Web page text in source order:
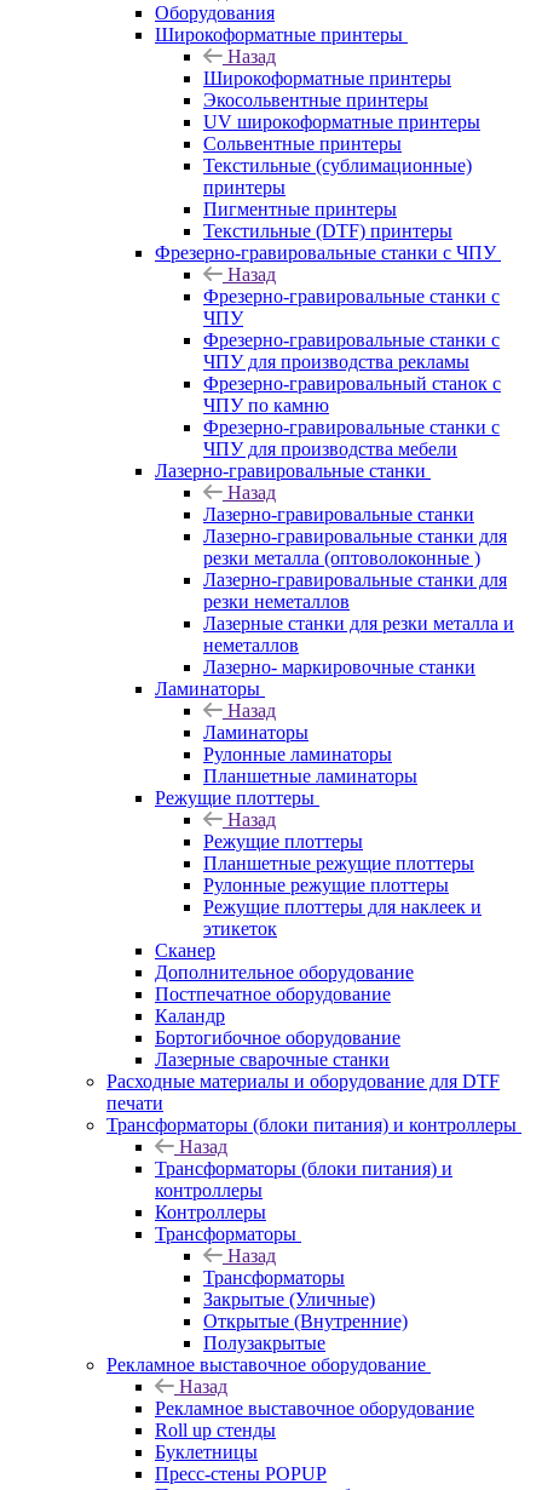
Оборудования
Широкоформатные принтеры
Назад
Широкоформатные принтеры
Экосольвентные принтеры
UV широкоформатные принтеры
Сольвентные принтеры
Текстильные (сублимационные)
принтеры
Пигментные принтеры
Текстильные (DTF) принтеры
Фрезерно-гравировальные станки с ЧПУ
Назад
Фрезерно-гравировальные станки с
ЧПУ
Фрезерно-гравировальные станки с
ЧПУ для производства рекламы
Фрезерно-гравировальный станок с
ЧПУ по камню
Фрезерно-гравировальные станки с
ЧПУ для производства мебели
Лазерно-гравировальные станки
Назад
Лазерно-гравировальные станки
Лазерно-гравировальные станки для
резки металла (оптоволоконные )
Лазерно-гравировальные станки для
резки неметаллов
Лазерные станки для резки металла и
неметаллов
Лазерно- маркировочные станки
Ламинаторы
Назад
Ламинаторы
Рулонные ламинаторы
Планшетные ламинаторы
Режущие плоттеры
Назад
Режущие плоттеры
Планшетные режущие плоттеры
Рулонные режущие плоттеры
Режущие плоттеры для наклеек и
этикеток
Сканер
Дополнительное оборудование
Постпечатное оборудование
Каландр
Бортогибочное оборудование
Лазерные сварочные станки
Расходные материалы и оборудование для DTF
печати
Трансформаторы (блоки питания) и контроллеры
Назад
Трансформаторы (блоки питания) и
контроллеры
Контроллеры
Трансформаторы
Назад
Трансформаторы
Закрытые (Уличные)
Открытые (Внутренние)
Полузакрытые
Рекламное выставочное оборудование
Назад
Рекламное выставочное оборудование
Roll up стенды
Буклетницы
Пресс-стены POPUP